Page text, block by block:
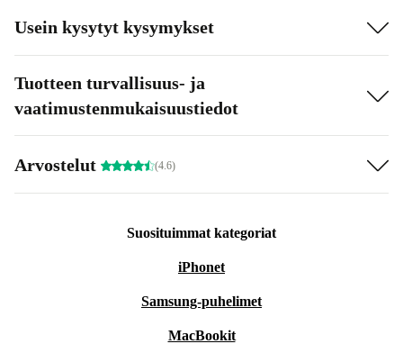
Usein kysytyt kysymykset
Tuotteen turvallisuus- ja
vaatimustenmukaisuustiedot
Arvostelut (4.6)
Suosituimmat kategoriat
iPhonet
Samsung-puhelimet
MacBookit